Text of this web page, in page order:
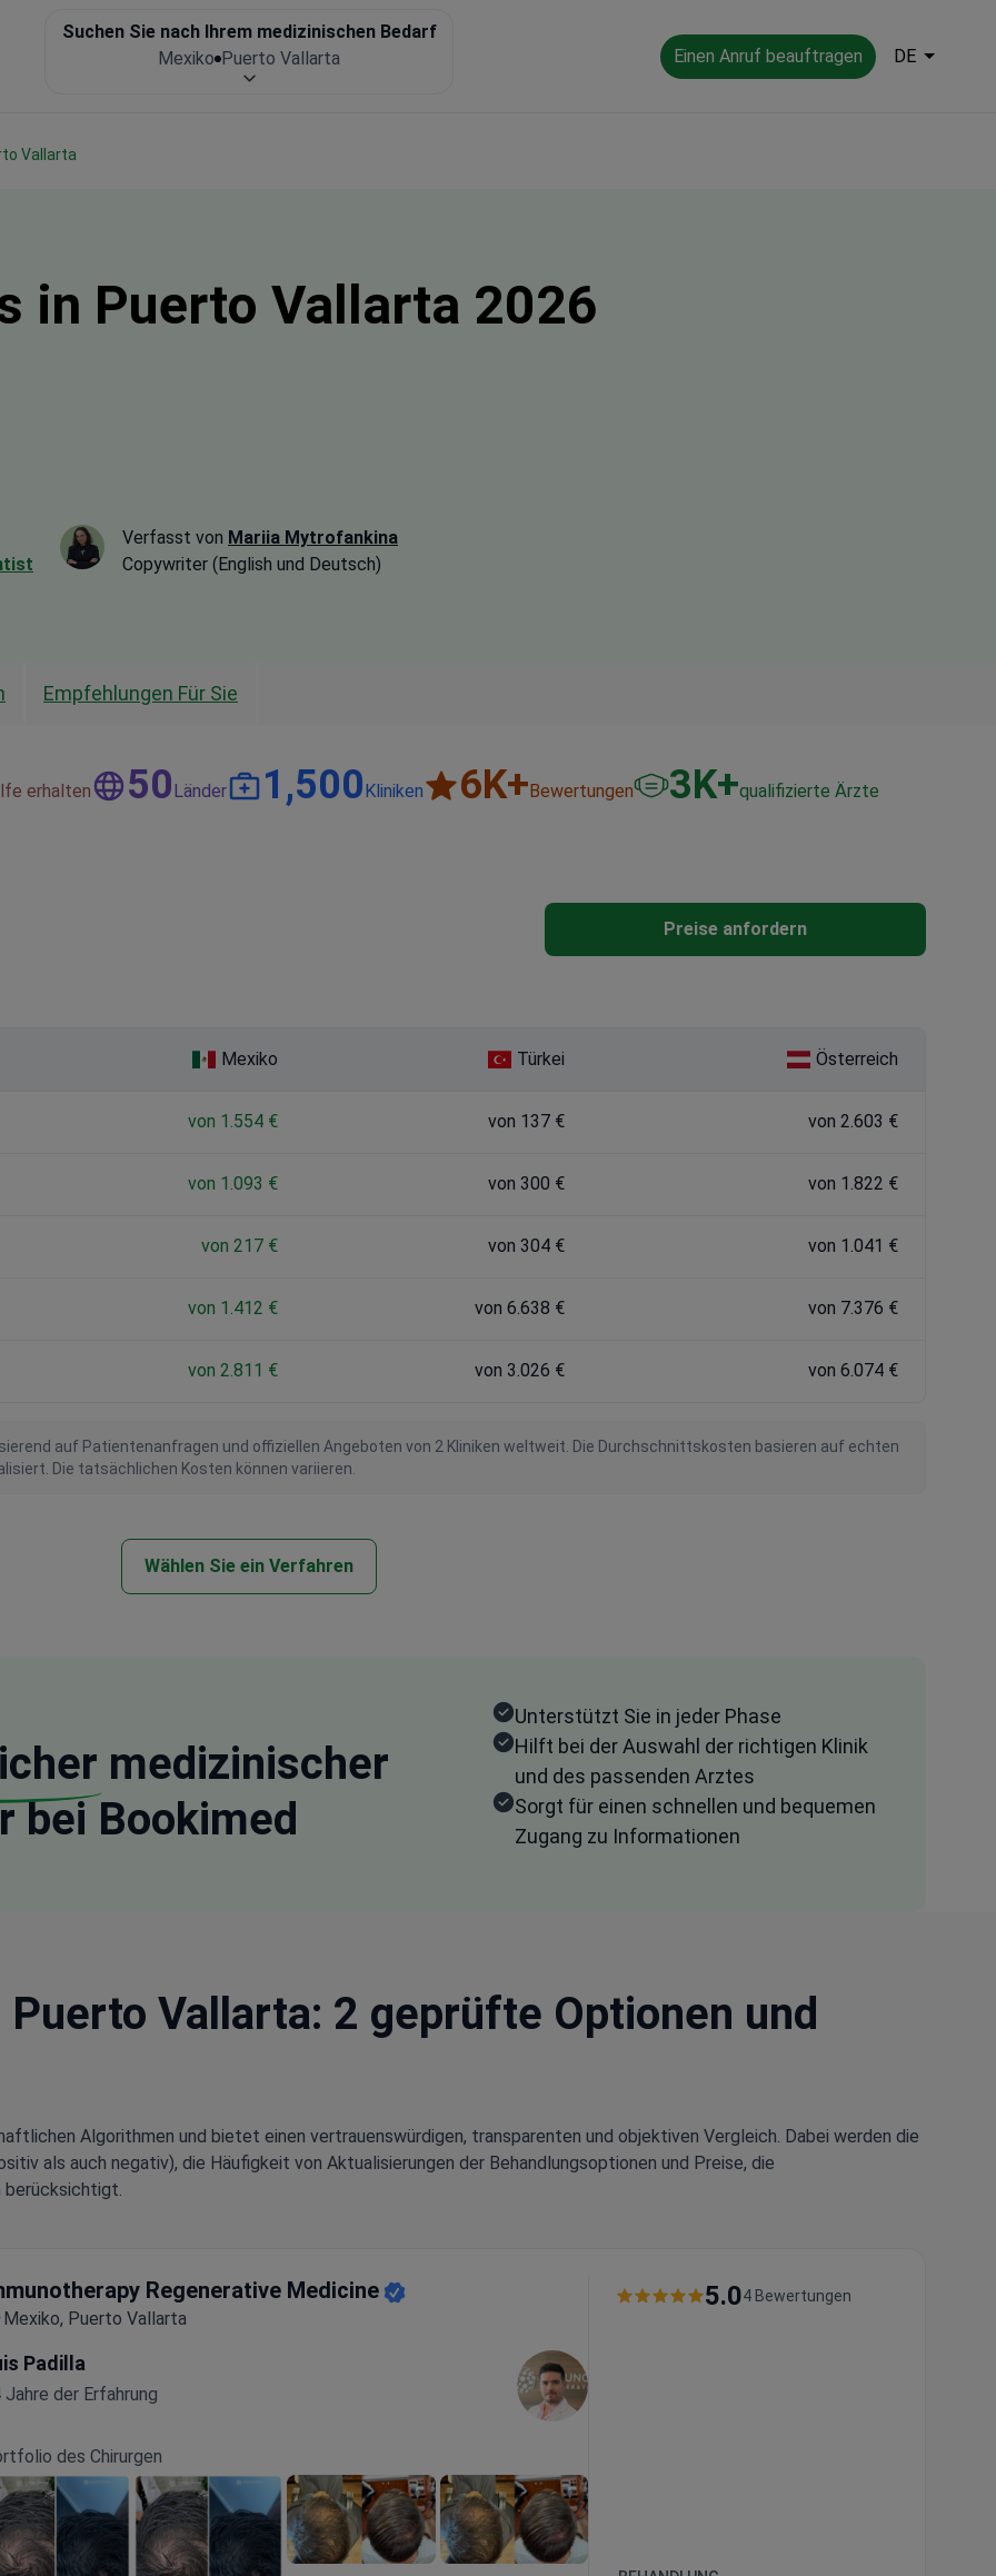
Einen Anruf beauftragen DE
Vallarta
Suchen Sie nach Ihrem medizinischen Bedarf
Mexiko Puerto Vallarta
in Puerto Vallarta 2026
Verfasst von Mariia Mytrofankina
Copywriter (English und Deutsch)
Empfehlungen Für Sie
erhalten 50Länder 1,500Kliniken 6K+Bewertungen 3K+qualifizierte Ärzte
Preise anfordern
Mexiko Türkei Österreich
von 1.554 € von 137 € von 2.603 €
von 1.093 € von 300 € von 1.822 €
von 217 € von 304 € von 1.041 €
von 1.412 € von 6.638 € von 7.376 €
von 2.811 € von 3.026 € von 6.074 €
auf Patientenanfragen und offiziellen Angeboten von 2 Kliniken weltweit. Die Durchschnittskosten basieren auf echten
Die tatsächlichen Kosten können variieren.
Wählen Sie ein Verfahren
medizinischer
bei Bookimed
Unterstützt Sie in jeder Phase
Hilft bei der Auswahl der richtigen Klinik
und des passenden Arztes
Sorgt für einen schnellen und bequemen
Zugang zu Informationen
Vallarta: 2 geprüfte Optionen und
Algorithmen und bietet einen vertrauenswürdigen, transparenten und objektiven Vergleich. Dabei werden die
als auch negativ), die Häufigkeit von Aktualisierungen der Behandlungsoptionen und Preise, die
berücksichtigt.
Regenerative Medicine
Mexiko, Puerto Vallarta
Padilla
Jahre der Erfahrung
des Chirurgen
5.04 Bewertungen